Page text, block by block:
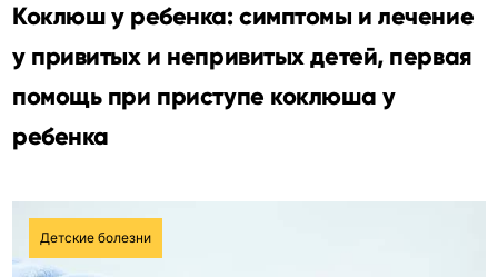
Коклюш у ребенка: симптомы и лечение
у привитых и непривитых детей, первая
помощь при приступе коклюша у
ребенка
Детские болезни